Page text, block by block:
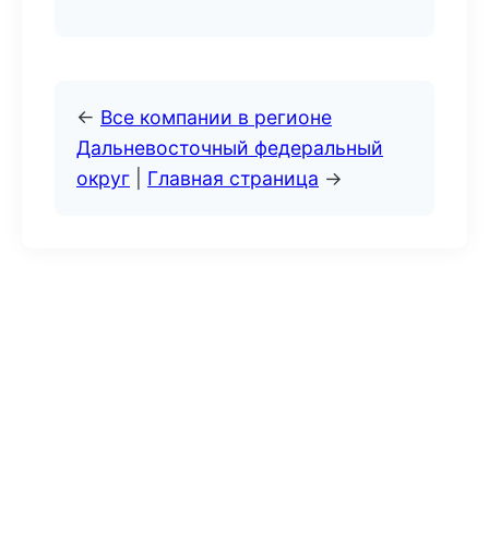
← Все компании в регионе
Дальневосточный федеральный
округ
Главная страница →